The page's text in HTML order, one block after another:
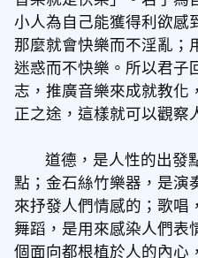
小人為自己能獲得利欲感
那麼就會快樂而不淫亂；
迷惑而不快樂。所以君子
志，推廣音樂來成就教化
正之途，這樣就可以觀察
道德，是人性的出發
點；金石絲竹樂器，是演
來抒發人們情感的；歌唱
舞蹈，是用來感染人們表
個面向都根植於人的內心